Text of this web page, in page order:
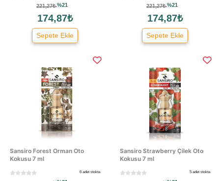
221,27₺%21
174,87₺
Sepete Ekle
221,27₺%21
174,87₺
Sepete Ekle
Sansiro Forest Orman Oto
Kokusu 7 ml
6 adet stokta
Sansiro Strawberry Çilek Oto
Kokusu 7 ml
5 adet stokta